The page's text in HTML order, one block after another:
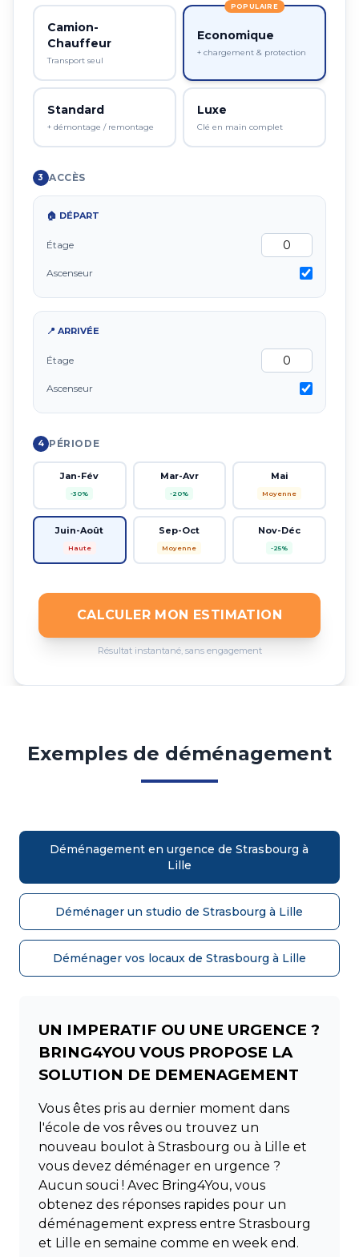
Camion-
Chauffeur
Transport seul
POPULAIRE
Economique
+ chargement & protection
Standard
+ démontage / remontage
Luxe
Clé en main complet
3 ACCÈS
🏠 DÉPART
Étage
Ascenseur
📍 ARRIVÉE
Étage
Ascenseur
4 PÉRIODE
Jan-Fév
-30%
Mar-Avr
-20%
Mai
Moyenne
Juin-Août
Haute
Sep-Oct
Moyenne
Nov-Déc
-25%
CALCULER MON ESTIMATION
Résultat instantané, sans engagement
Exemples de déménagement
Déménagement en urgence de Strasbourg à
Lille
Déménager un studio de Strasbourg à Lille
Déménager vos locaux de Strasbourg à Lille
UN IMPERATIF OU UNE URGENCE ?
BRING4YOU VOUS PROPOSE LA
SOLUTION DE DEMENAGEMENT
Vous êtes pris au dernier moment dans
l'école de vos rêves ou trouvez un
nouveau boulot à Strasbourg ou à Lille et
vous devez déménager en urgence ?
Aucun souci ! Avec Bring4You, vous
obtenez des réponses rapides pour un
déménagement express entre Strasbourg
et Lille en semaine comme en week end.